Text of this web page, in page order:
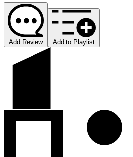
Add Review Add to Playlist